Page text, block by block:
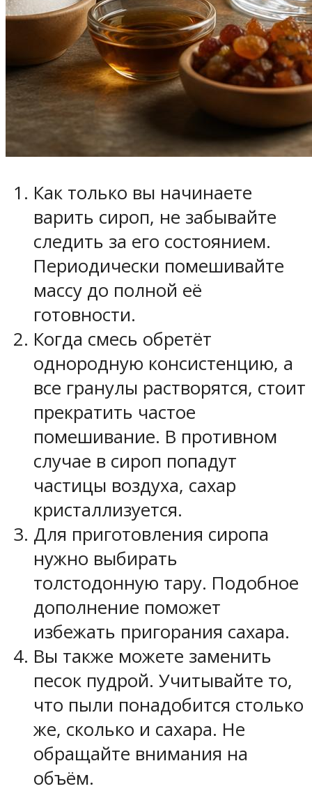
Как только вы начинаете
варить сироп, не забывайте
следить за его состоянием.
Периодически помешивайте
массу до полной её
готовности.
Когда смесь обретёт
однородную консистенцию, а
все гранулы растворятся, стоит
прекратить частое
помешивание. В противном
случае в сироп попадут
частицы воздуха, сахар
кристаллизуется.
Для приготовления сиропа
нужно выбирать
толстодонную тару. Подобное
дополнение поможет
избежать пригорания сахара.
Вы также можете заменить
песок пудрой. Учитывайте то,
что пыли понадобится столько
же, сколько и сахара. Не
обращайте внимания на
объём.